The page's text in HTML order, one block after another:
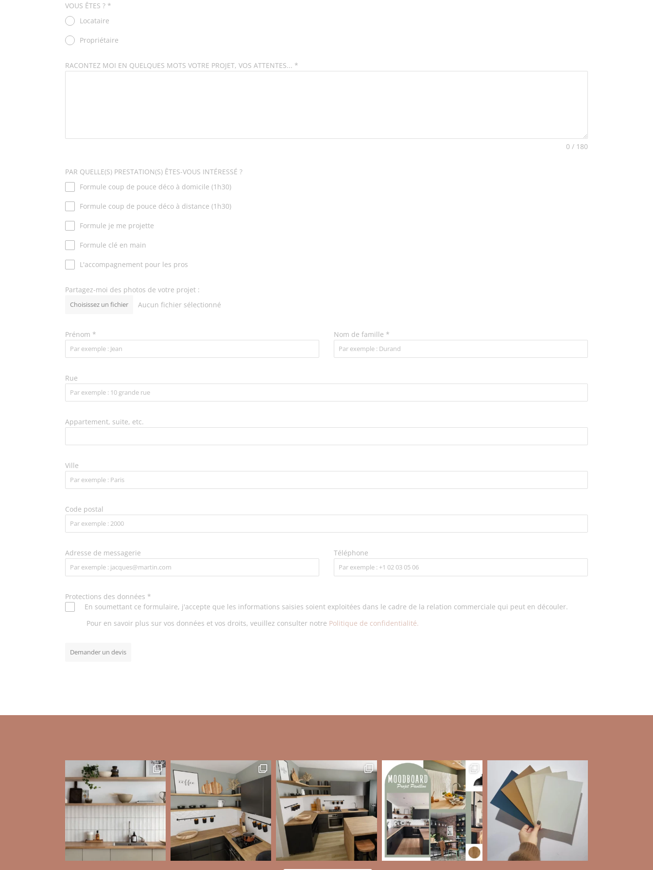
VOUS ÊTES ?*
Locataire
Propriétaire
RACONTEZ MOI EN QUELQUES MOTS VOTRE PROJET, VOS ATTENTES...*
0 / 180
PAR QUELLE(S) PRESTATION(S) ÊTES-VOUS INTÉRESSÉ ?
Formule coup de pouce déco à domicile (1h30)
Formule coup de pouce déco à distance (1h30)
Formule je me projette
Formule clé en main
L'accompagnement pour les pros
Partagez-moi des photos de votre projet :
Choisissez un fichier Aucun fichier sélectionné
Prénom* Nom de famille *
Rue
Appartement, suite, etc.
Ville
Code postal
Adresse de messagerie Téléphone
Protections des données*
En soumettant ce formulaire, j'accepte que les informations saisies soient exploitées dans le cadre de la relation commerciale qui peut en découler.
Pour en savoir plus sur vos données et vos droits, veuillez consulter notre Politique de confidentialité.
Demander un devis